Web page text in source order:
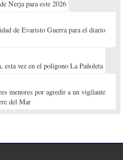
Nerja para este 2026
de Evaristo Guerra para el diario
vez en el polígono La Pañoleta
menores por agredir a un vigilante
del Mar